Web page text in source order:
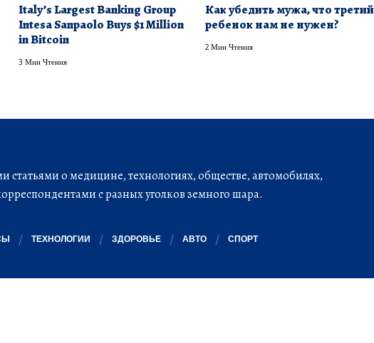
Italy’s Largest Banking Group
Intesa Sanpaolo Buys $1 Million
in Bitcoin
3 Мин Чтения
Как убедить мужа, что третий
ребенок нам не нужен?
2 Мин Чтения
о медицине, технологиях, обществе, автомобилях,
с разных уголков земного шара.
ТЕХНОЛОГИИ ЗДОРОВЬЕ АВТО СПОРТ